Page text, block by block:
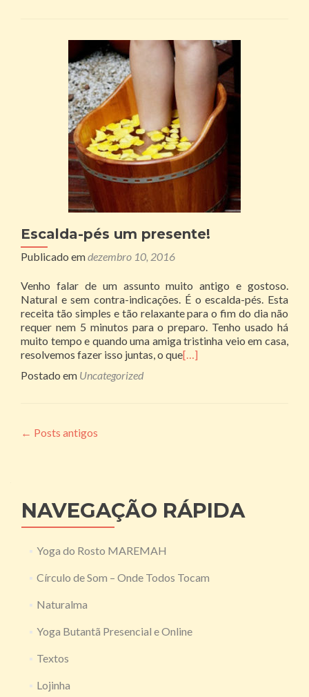
Escalda-pés um presente!
Publicado emdezembro 10, 2016
Venho falar de um assunto muito antigo e gostoso.
Natural e sem contra-indicações. É o escalda-pés. Esta
receita tão simples e tão relaxante para o fim do dia não
requer nem 5 minutos para o preparo. Tenho usado há
muito tempo e quando uma amiga tristinha veio em casa,
resolvemos fazer isso juntas, o que[…]
Postado em Uncategorized
Navegação
← Posts antigos
NAVEGAÇÃO RÁPIDA
Yoga do Rosto MAREMAH
Círculo de Som – Onde Todos Tocam
Naturalma
Yoga Butantã Presencial e Online
Textos
Lojinha